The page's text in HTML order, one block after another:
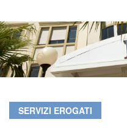
SERVIZI EROGATI